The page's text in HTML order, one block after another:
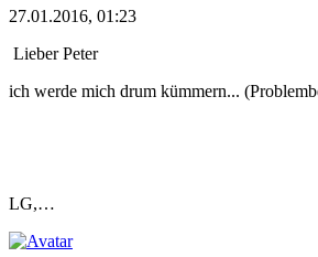
27.01.2016, 01:23
Lieber Peter
ich werde mich drum kümmern...
LG,…